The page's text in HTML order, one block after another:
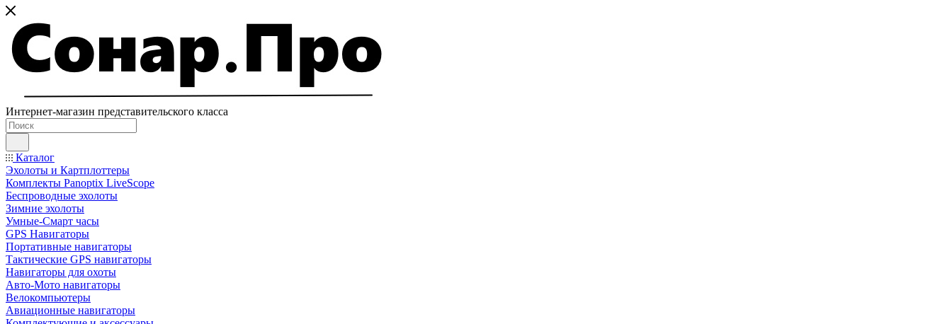
Интернет-магазин представительского класса
Каталог
Эхолоты и Картплоттеры
Комплекты Panoptix LiveScope
Беспроводные эхолоты
Зимние эхолоты
Умные-Смарт часы
GPS Навигаторы
Портативные навигаторы
Тактические GPS навигаторы
Навигаторы для охоты
Авто-Мото навигаторы
Велокомпьютеры
Авиационные навигаторы